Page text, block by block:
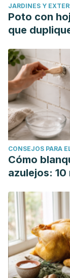
Mandal, A. (13
Medical Life
Genetic and
de 2017)
Consultado el
https://
de-
Song, W.
pregnancy
Pacific Allergy;
https://
Yu, N., Taro,
Seminal
General and
https://
JARDINES Y
Poto con
que
CONSEJOS PARA
Cómo
azulejos: